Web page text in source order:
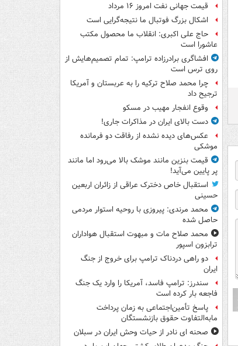
قیمت جهانی نفت امروز ۱۶ مرداد
اشکال بزرگ فوتبال ما نتیجه‌گرایی است
حاج علی اکبری: انقلاب ما محصول مکتب
عاشورا است
افشاگری برادرزاده ترامپ: تمام تصمیم‌هایش از
روی ترس است
چرا محمد صلاح ترکیه را به عربستان و آمریکا
ترجیح داد
وقوع انفجار مهیب در مسکو
دست بالای ایران در مذاکرات جاری!
عکس‌های دیده نشده از رفاقت دو فرمانده‌
موشکی
قیمت بنزین مانند موشک بالا می‌رود اما مانند
پر پایین می‌آید!
استقبال خاص دخترک عراقی از زائران اربعین
حسینی
محمد مرندی: پیروزی با روحیه استوار مردمی
حاصل شده
محمد صلاح مات و مبهوت استقبال هواداران
ترابزون اسپور
دو راهی دردناک ترامپ برای خروج از جنگ
ایران
سندرز: ترامپ فاسد، آمریکا را وارد یک جنگ
فاجعه بار کرده است
پاسخ تأمین‌اجتماعی به زمان پرداخت
مابه‌التفاوت حقوق بازنشستگان
صحنه ای نادر از حیات وحش ایران در سبلان